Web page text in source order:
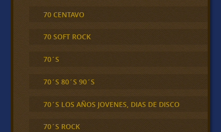
70 CENTAVO
70 SOFT ROCK
70´S
70´S 80´S 90´S
70´S LOS AÑOS JOVENES, DIAS DE DISCO
70´S ROCK